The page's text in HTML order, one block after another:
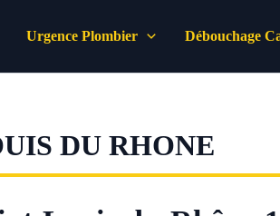
Urgence Plombier Débouchage
DU RHONE